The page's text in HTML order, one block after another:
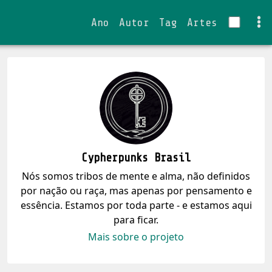
Ano Autor Tag Artes
Cypherpunks Brasil
Nós somos tribos de mente e alma, não definidos
por nação ou raça, mas apenas por pensamento e
essência. Estamos por toda parte - e estamos aqui
para ficar.
Mais sobre o projeto